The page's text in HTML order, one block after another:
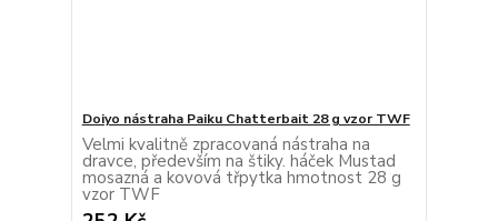
Doiyo nástraha Paiku Chatterbait 28 g vzor TWF
Velmi kvalitně zpracovaná nástraha na
dravce, především na štiky. háček Mustad
mosazná a kovová třpytka hmotnost 28 g
vzor TWF